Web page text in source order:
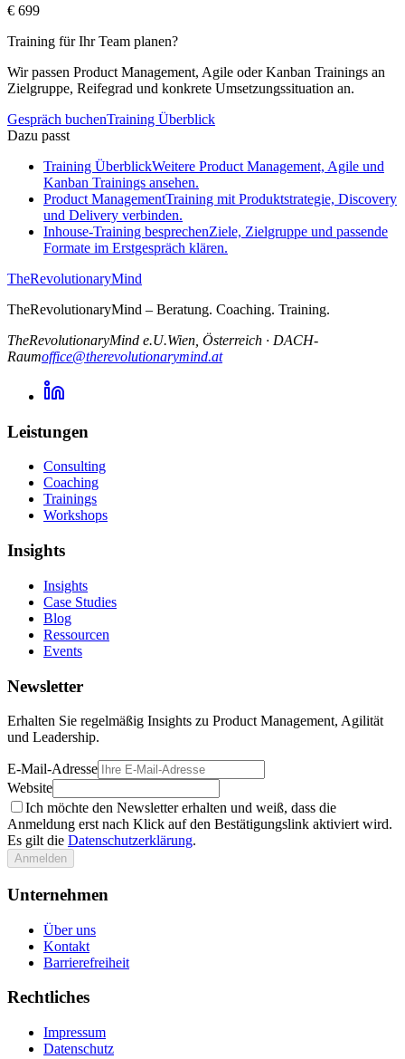
€ 699
Training für Ihr Team planen?
Wir passen Product Management, Agile oder Kanban Trainings an
Zielgruppe, Reifegrad und konkrete Umsetzungssituation an.
Gespräch buchenTraining Überblick
Dazu passt
Training ÜberblickWeitere Product Management, Agile und
Kanban Trainings ansehen.
Product ManagementTraining mit Produktstrategie, Discovery
und Delivery verbinden.
Inhouse-Training besprechenZiele, Zielgruppe und passende
Formate im Erstgespräch klären.
TheRevolutionaryMind
TheRevolutionaryMind – Beratung. Coaching. Training.
TheRevolutionaryMind e.U.Wien, Österreich · DACH-
Raumoffice@therevolutionarymind.at
Leistungen
Consulting
Coaching
Trainings
Workshops
Insights
Insights
Case Studies
Blog
Ressourcen
Events
Newsletter
Erhalten Sie regelmäßig Insights zu Product Management, Agilität
und Leadership.
E-Mail-Adresse
Website
Ich möchte den Newsletter erhalten und weiß, dass die
Anmeldung erst nach Klick auf den Bestätigungslink aktiviert wird.
Es gilt die Datenschutzerklärung.
Anmelden
Unternehmen
Über uns
Kontakt
Barrierefreiheit
Rechtliches
Impressum
Datenschutz